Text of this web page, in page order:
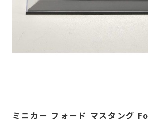
ミニカー フォード マスタング